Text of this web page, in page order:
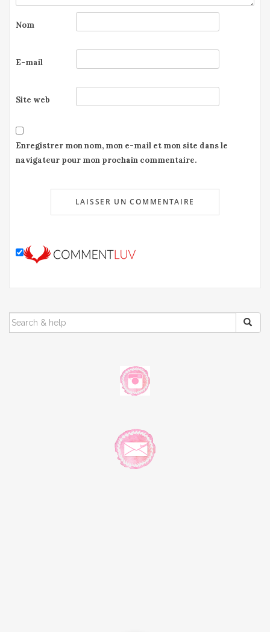
Nom
E-mail
Site web
Enregistrer mon nom, mon e-mail et mon site dans le
navigateur pour mon prochain commentaire.
SEARCH
FOR: